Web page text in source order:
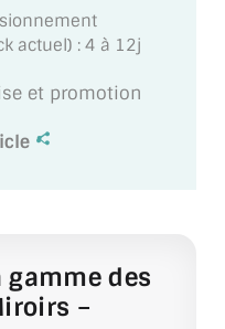
actuel) : 4 à 12j
et promotion
des
–